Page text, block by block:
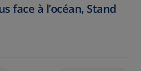
face à l’océan, Stand